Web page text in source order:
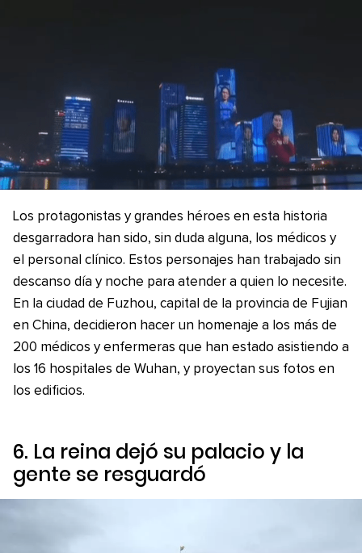
Los protagonistas y grandes héroes en esta historia
desgarradora han sido, sin duda alguna, los médicos y
el personal clínico. Estos personajes han trabajado sin
descanso día y noche para atender a quien lo necesite.
En la ciudad de Fuzhou, capital de la provincia de Fujian
en China, decidieron hacer un homenaje a los más de
200 médicos y enfermeras que han estado asistiendo a
los 16 hospitales de Wuhan, y proyectan sus fotos en
los edificios.
6. La reina dejó su palacio y la
gente se resguardó